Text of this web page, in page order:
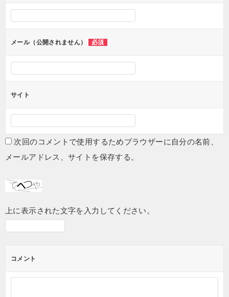
ョ
メール（公開されません） 必須
サイト
次回のコメントで使用するためブラウザーに自分の名前、
メールアドレス、サイトを保存する。
上に表示された文字を入力してください。
コメント